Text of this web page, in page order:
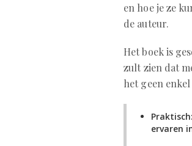
en hoe je ze
de auteur.
Het boek is
zult zien dat
het geen
ervaren